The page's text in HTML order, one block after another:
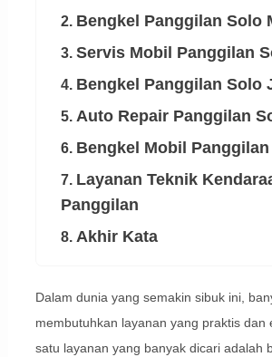
2. Bengkel Panggilan Solo
3. Servis Mobil Panggilan
4. Bengkel Panggilan Solo
5. Auto Repair Panggilan
6. Bengkel Mobil
7. Layanan Teknik
Panggilan
8. Akhir Kata
Dalam dunia yang semakin sibuk ini,
membutuhkan layanan yang praktis dan
satu layanan yang banyak dicari adalah